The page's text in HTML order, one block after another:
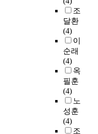
조
달환
(4)
이
순래
(4)
옥
필훈
(4)
노
성훈
(4)
조